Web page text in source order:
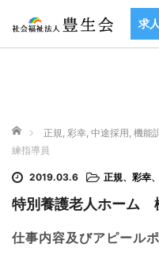
求
ホーム 正規, 彩幸, 中途採用, 機能
練指導員
2019.03.6 正規、 彩幸、
特別養護老人ホーム
仕事内容及びアピール